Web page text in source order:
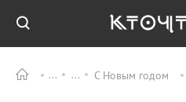
С Новым годом